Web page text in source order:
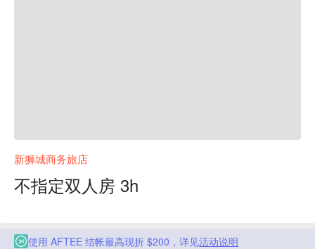
新狮城商务旅店
不指定双人房 3h
使用 AFTEE 结帐最高现折 $200，详见活动说明